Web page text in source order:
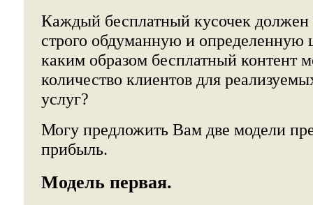
Каждый бесплатный кусочек должен
строго обдуманную и определенную
каким образом бесплатный контент
количество клиентов для
услуг?
Могу предложить Вам две модели
прибыль.
Модель первая.